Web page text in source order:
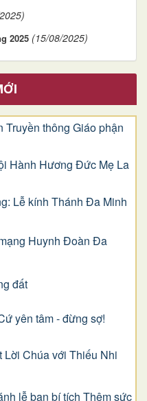
2025 (15/08/2025)
Truyền thông Giáo phận
Hành Hương Đức Mẹ La
Lễ kính Thánh Đa Minh
Huynh Đoàn Đa
đất
yên tâm - đừng sợ!
Lời Chúa với Thiếu Nhi
lễ ban bí tích Thêm sức